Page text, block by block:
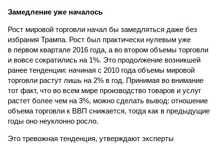
Замедление уже началось
Рост мировой торговли начал бы замедляться даже без
избрания Трампа. Рост был практически нулевым уже
в первом квартале 2016 года, а во втором объемы торговли
и вовсе сократились на 1%. Это продолжение возникшей
ранее тенденции: начиная с 2010 года объемы мировой
торговли растут лишь на 2% в год. Принимая во внимание
тот факт, что во всем мире производство товаров и услуг
растет более чем на 3%, можно сделать вывод: отношение
объема торговли к ВВП снижается, тогда как в предыдущие
годы оно неуклонно росло.
Это тревожная тенденция, утверждают эксперты